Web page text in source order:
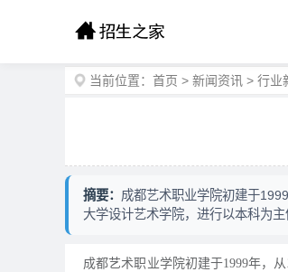
当前位置： 首页 > 新闻资讯 > 行业
摘要： 成都艺术职业学院初建于
大学设计艺术学院，进行以本科为
成都艺术职业学院初建于1999年，